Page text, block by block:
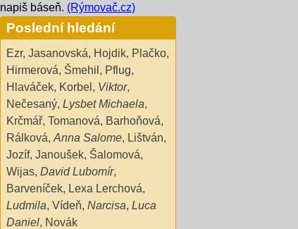
napiš báseň. (Rýmovač.cz)
Poslední hledání
Ezr, Jasanovská, Hojdik, Plačko,
Hirmerová, Šmehil , Pflug,
Hlaváček, Korbel , Viktor,
Nečesaný, Lysbet Michaela,
Krčmář, Tomanová, Barhoňová,
Rálková, Anna Salome, Lištván,
Jozíf, Janoušek, Šalomová,
Wijas, David Lubomír,
Barveníček, Lexa Lerchová,
Ludmila, Vídeň, Narcisa, Luca
Daniel, Novák